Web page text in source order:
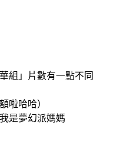
組」片數有一點不同
啦哈哈）
是夢幻派媽媽